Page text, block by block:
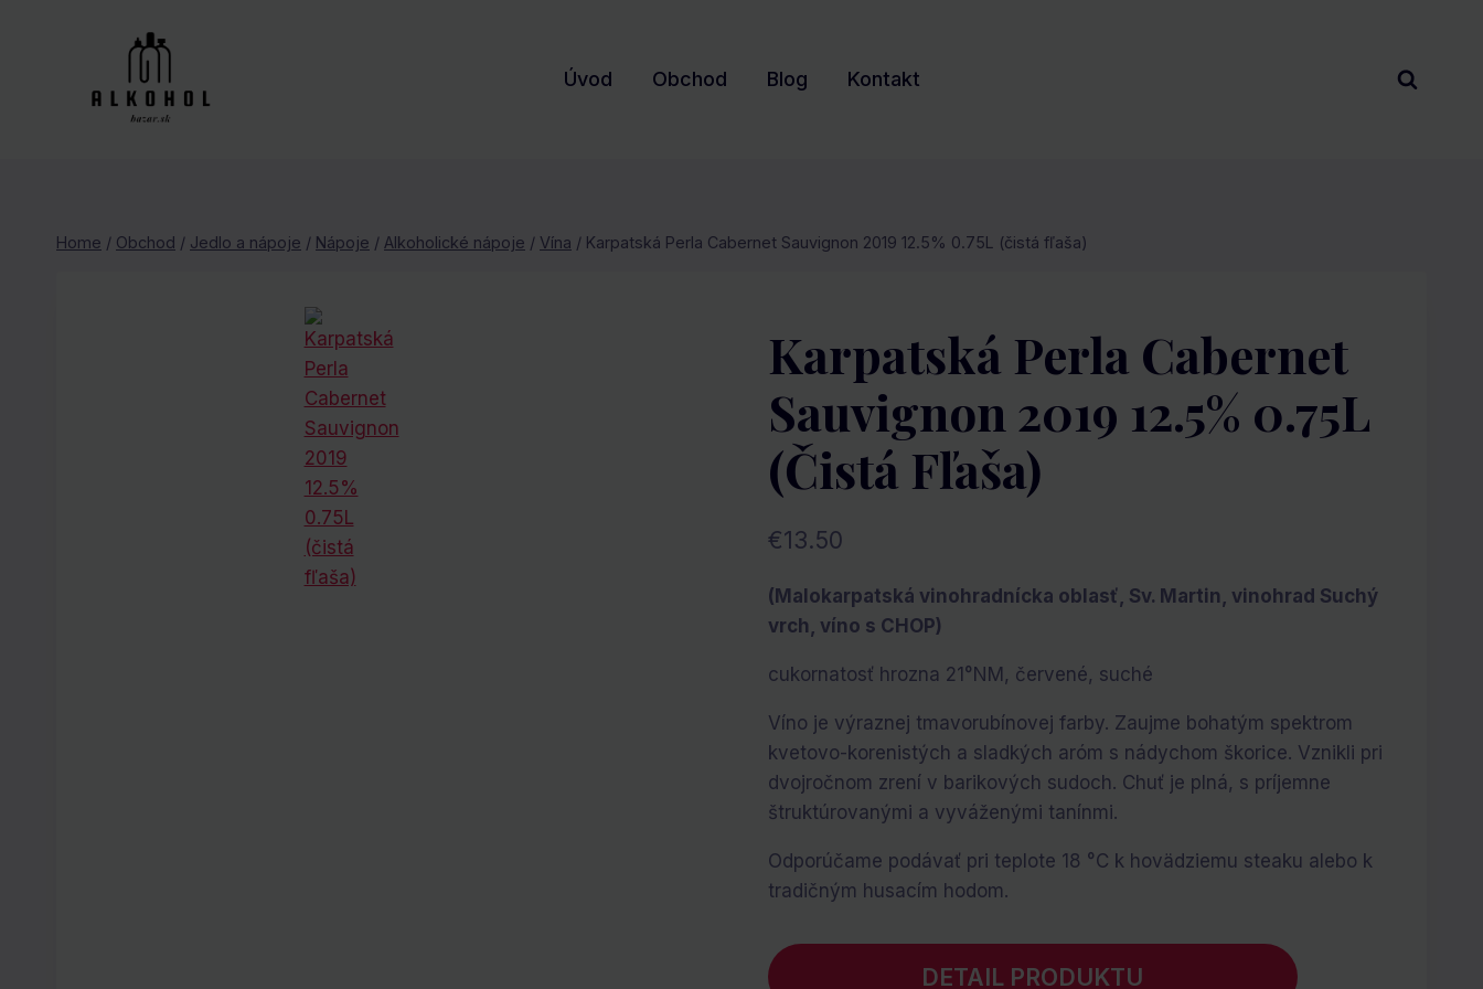
Úvod Obchod Blog Kontakt
Home / Obchod / Jedlo a nápoje / Nápoje / Alkoholické nápoje / Vína / Karpatská Perla Cabernet Sauvignon 2019 12.5% 0.75L (čistá fľaša)
Karpatská Perla Cabernet
Sauvignon 2019 12.5% 0.75L
(čistá Fľaša)
€13.50
(Malokarpatská vinohradnícka oblasť, Sv. Martin, vinohrad Suchý
vrch, víno s CHOP)
cukornatosť hrozna 21°NM, červené, suché
Víno je výraznej tmavorubínovej farby. Zaujme bohatým spektrom
kvetovo-korenistých a sladkých aróm s nádychom škorice. Vznikli pri
dvojročnom zrení v barikových sudoch. Chuť je plná, s príjemne
štruktúrovanými a vyváženými tanínmi.
Odporúčame podávať pri teplote 18 °C k hovädziemu steaku alebo k
tradičným husacím hodom.
DETAIL PRODUKTU